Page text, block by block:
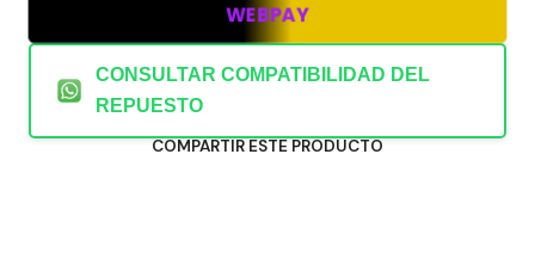
WEBPAY
CONSULTAR COMPATIBILIDAD DEL
REPUESTO
COMPARTIR ESTE PRODUCTO